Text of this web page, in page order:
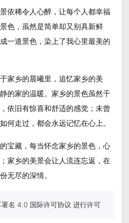
依稀令人心醉，让每个人都幸福
色，虽然是简单却又别具新鲜
一道景色，染上了我心里最美的
家乡的晨曦里，追忆家乡的美
的家的温暖。家乡的景色虽然千
依旧有惊喜和舒适的感觉；未曾
何走过，都会永远记忆在心上。
宝藏，每当怀念家乡的景色，心
家乡的美景会让人流连忘返，在
无尽的深情。
名 4.0 国际许可协议 进行许可